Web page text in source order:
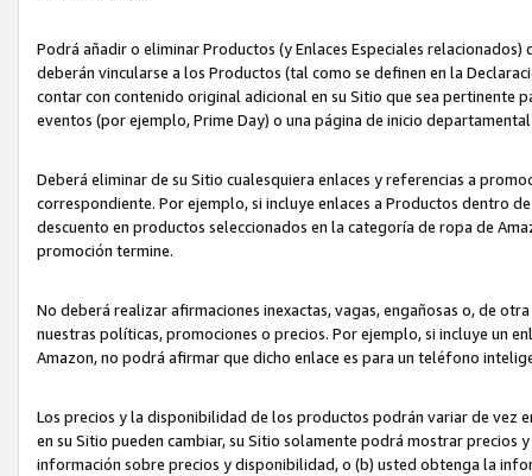
Podrá añadir o eliminar Productos (y Enlaces Especiales
deberán vincularse a los Productos (tal como se definen en la
contar con contenido original adicional en su Sitio que sea pertinente
eventos (por ejemplo, Prime Day) o una página de inicio
Deberá eliminar de su Sitio cualesquiera enlaces y referencias a
correspondiente. Por ejemplo, si incluye enlaces a Productos dentro
descuento en productos seleccionados en la categoría de ropa de
promoción termine.
No deberá realizar afirmaciones inexactas, vagas, engañosas o, de
nuestras políticas, promociones o precios. Por ejemplo, si incluye un
Amazon, no podrá afirmar que dicho enlace es para un teléfono
Los precios y la disponibilidad de los productos podrán variar de vez
en su Sitio pueden cambiar, su Sitio solamente podrá mostrar
información sobre precios y disponibilidad, o (b) usted obtenga la